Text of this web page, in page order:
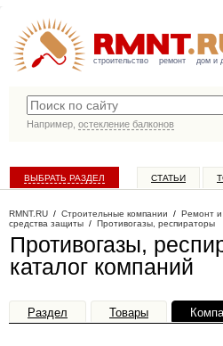
строительство ремонт дом и
Например, остекление балконов
ВЫБРАТЬ РАЗДЕЛ СТАТЬИ
RMNT.RU / Строительные компании / Ремонт и
средства защиты / Противогазы, респираторы
Противогазы,
каталог компаний
Раздел Товары